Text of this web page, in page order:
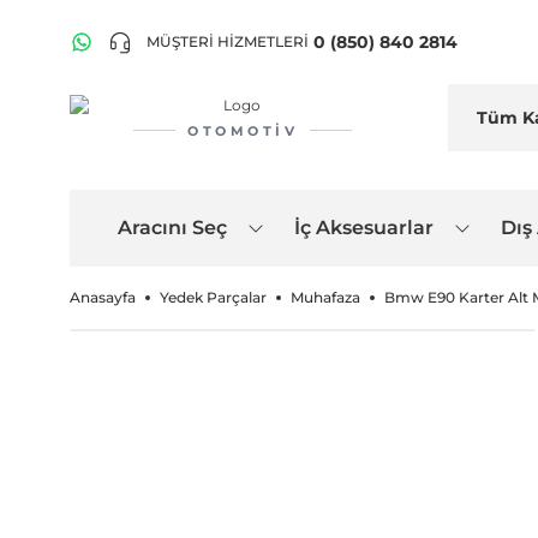
MÜŞTERİ HİZMETLERİ 0 (850) 840 2814
OTOMOTIV
Aracını Seç İç Aksesuarlar
Anasayfa Yedek Parçalar Muhafaza Bmw E90 Karter Alt